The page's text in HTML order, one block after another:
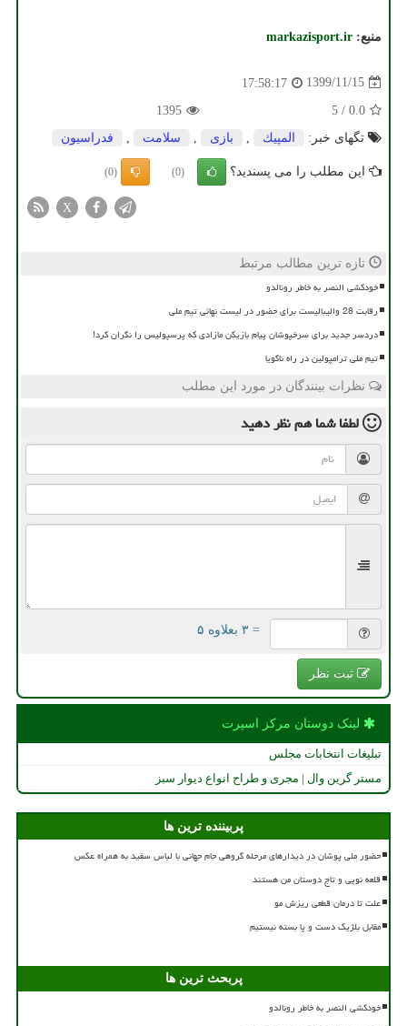
منبع: markazisport.ir
1399/11/15
17:58:17
0.0
/
5
1395
تگهای خبر:
المپیك بازی سلامت فدراسیون
این مطلب را می پسندید؟ (0)
(0)
X
تازه ترین مطالب مرتبط
خودکشی النصر به خاطر رونالدو
رقابت 28 والیبالیست برای حضور در لیست نهائی تیم ملی
دردسر جدید برای سرخپوشان پیام بازیکن مازادی که پرسپولیس را نگران کرد!
تیم ملی ترامپولین در راه ناگویا
نظرات بینندگان در مورد این مطلب
لطفا شما همنظر دهید
= ۳ بعلاوه ۵
ثبت نظر
لینک دوستان مركز اسپرت
تبلیغات انتخابات مجلس
مستر گرین وال | مجری و طراح انواع دیوار سبز
پربیننده ترین ها
حضور ملی پوشان در دیدارهای مرحله گروهی جام جهانی با لباس سفید به همراه عکس
قلعه نویی و تاج دوستان من هستند
علت تا درمان قطعی ریزش مو
مقابل بلژیک دست و پا بسته نیستیم
پربحث ترین ها
خودکشی النصر به خاطر رونالدو